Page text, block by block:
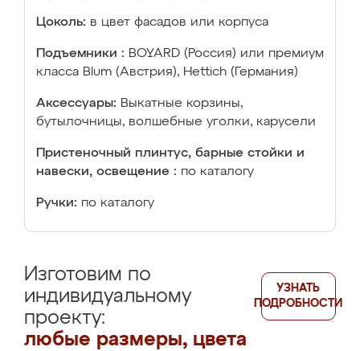
Цоколь: в цвет фасадов или корпуса
Подъемники : BOYARD (Россия) или премиум
класса Blum (Австрия), Hettich (Германия)
Аксессуары: Выкатные корзины,
бутылочницы, волшебные уголки, карусели
Пристеночный плинтус, барные стойки и
навески, освещение : по каталогу
Ручки: по каталогу
Изготовим по
индивидуальному
проекту:
любые размеры, цвета
УЗНАТЬ
ПОДРОБНОСТИ